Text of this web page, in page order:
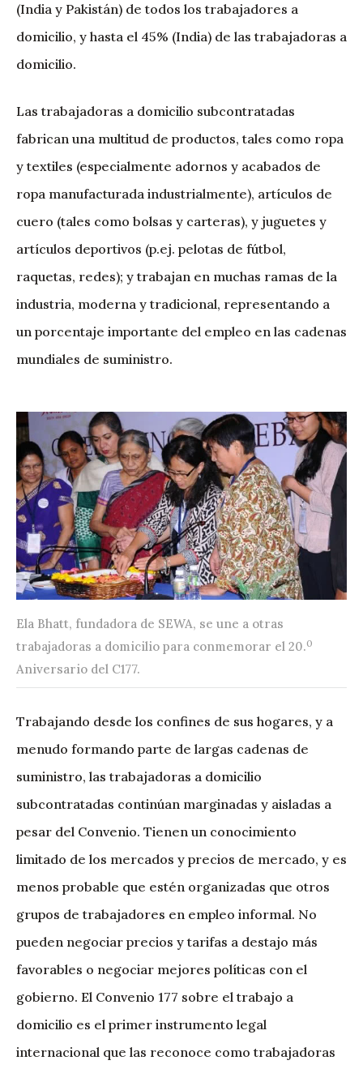
(India y Pakistán) de todos los trabajadores a
domicilio, y hasta el 45% (India) de las trabajadoras a
domicilio.
Las trabajadoras a domicilio subcontratadas
fabrican una multitud de productos, tales como ropa
y textiles (especialmente adornos y acabados de
ropa manufacturada industrialmente), artículos de
cuero (tales como bolsas y carteras), y juguetes y
artículos deportivos (p.ej. pelotas de fútbol,
raquetas, redes); y trabajan en muchas ramas de la
industria, moderna y tradicional, representando a
un porcentaje importante del empleo en las cadenas
mundiales de suministro.
Ela Bhatt, fundadora de SEWA, se une a otras
trabajadoras a domicilio para conmemorar el 20.0
Aniversario del C177.
Trabajando desde los confines de sus hogares, y a
menudo formando parte de largas cadenas de
suministro, las trabajadoras a domicilio
subcontratadas continúan marginadas y aisladas a
pesar del Convenio. Tienen un conocimiento
limitado de los mercados y precios de mercado, y es
menos probable que estén organizadas que otros
grupos de trabajadores en empleo informal. No
pueden negociar precios y tarifas a destajo más
favorables o negociar mejores políticas con el
gobierno. El Convenio 177 sobre el trabajo a
domicilio es el primer instrumento legal
internacional que las reconoce como trabajadoras